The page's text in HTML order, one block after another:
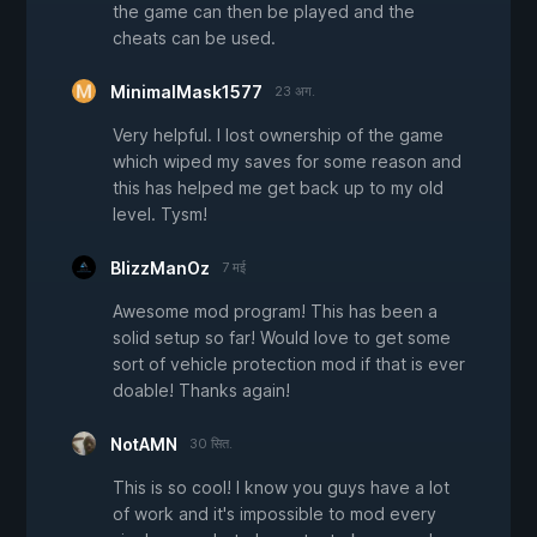
the game can then be played and the
cheats can be used.
MinimalMask1577 23 अग.
Very helpful. I lost ownership of the game
which wiped my saves for some reason and
this has helped me get back up to my old
level. Tysm!
BlizzManOz 7 मई
Awesome mod program! This has been a
solid setup so far! Would love to get some
sort of vehicle protection mod if that is ever
doable! Thanks again!
NotAMN 30 सित.
This is so cool! I know you guys have a lot
of work and it's impossible to mod every